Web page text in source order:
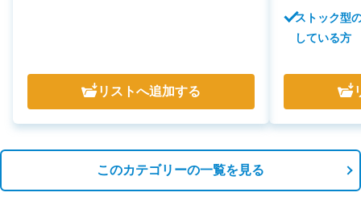
リストへ追加する
ストック型
している方
このカテゴリーの一覧を見る